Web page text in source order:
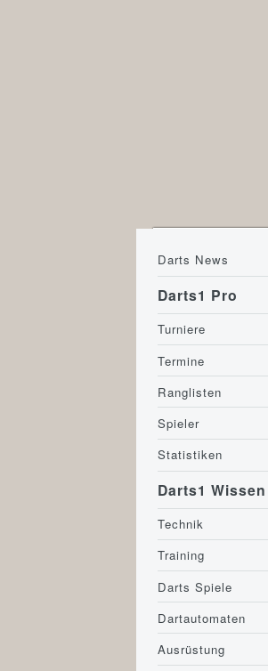
Darts News
Darts1 Pro
Turniere
Termine
Ranglisten
Spieler
Statistiken
Darts1 Wissen
Technik
Training
Darts Spiele
Dartautomaten
Ausrüstung